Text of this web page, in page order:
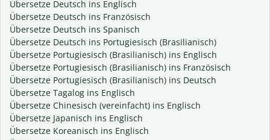
Übersetze Deutsch ins Englisch
Übersetze Deutsch ins Französisch
Übersetze Deutsch ins Spanisch
Übersetze Deutsch ins Portugiesisch (Brasilianisch)
Übersetze Portugiesisch (Brasilianisch) ins Englisch
Übersetze Portugiesisch (Brasilianisch) ins Französisch
Übersetze Portugiesisch (Brasilianisch) ins Deutsch
Übersetze Tagalog ins Englisch
Übersetze Chinesisch (vereinfacht) ins Englisch
Übersetze Japanisch ins Englisch
Übersetze Koreanisch ins Englisch